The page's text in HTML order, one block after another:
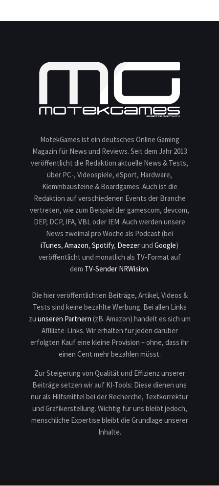
MotekGames ist ein deutsches Online Gaming
Magazin für News und Reviews. Seit dem Jahr 2013
veröffentlicht die Redaktion aktuelle News & Tests,
über PC-, Videospiele, eSport, Hardware,
Klemmbausteine & Boardgames. Auch ist die
Redaktion auf verschiedenen Events der Branche
vertreten, wie zum Beispiel der gamescom, devcom,
DEP, DCP, IFA, VBL oder IEM. Auch werden unsere
News zweimal pro Woche als Podcast (bei
iTunes, Amazon, Spotify, Deezerund Google)
veröffentlicht und monatlich als TV-Format auf
dem TV-Sender NRWision.
Die hier veröffentlichten Beiträge, Artikel, Videos &
Tests sind keine bezahlte Werbung. Bei allen Links
zu unseren Partnern (zB. Amazon) handelt es sich um
Affiliate-Links. Wir erhalten für jeden darüber
erfolgten Kauf eine kleine Provision – ohne, dass ihr
einen Cent mehr bezahlen müsst.
Zur Steigerung von Qualität und Effizienz unserer
Beiträge setzen wir auf KI-Tools: Diese dienen uns
nur als Hilfsmittel bei der Recherche, Textkorrektur
und Grafikerstellung. Wichtig für uns bleibt jedoch,
menschliche Expertise bleibt die Grundlage unserer
Inhalte.